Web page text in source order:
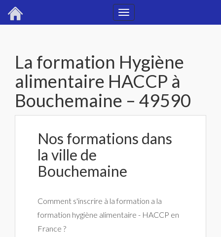
Toggle
La formation Hygiène
alimentaire HACCP à
Bouchemaine – 49590
Nos formations dans
la ville de
Bouchemaine
Comment s'inscrire à la formation a la
formation hygiène alimentaire - HACCP en
France ?